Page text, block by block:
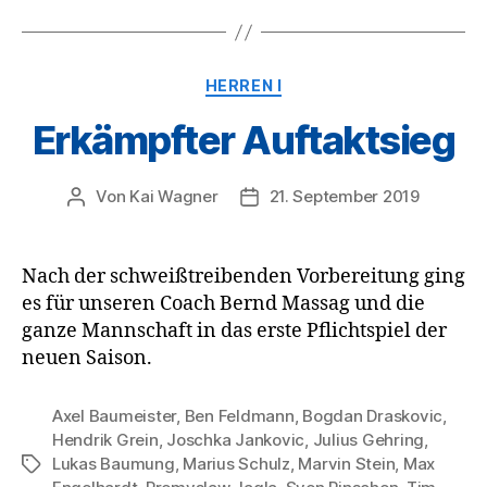
Kategorien
HERREN I
Erkämpfter Auftaktsieg
Beitragsautor
Von Kai Wagner Veröffentlichungsdatum
21. September 2019
Nach der schweißtreibenden Vorbereitung ging
es für unseren Coach Bernd Massag und die
ganze Mannschaft in das erste Pflichtspiel der
neuen Saison.
Schlagwörter
Axel Baumeister, Ben Feldmann, Bogdan Draskovic,
Hendrik Grein, Joschka Jankovic, Julius Gehring,
Lukas Baumung, Marius Schulz, Marvin Stein, Max